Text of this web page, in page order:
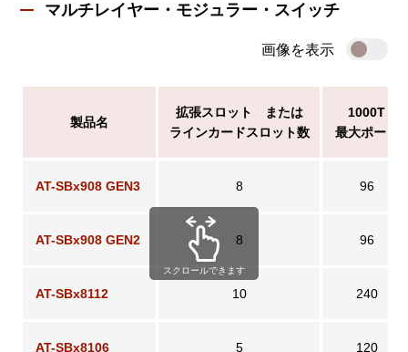
マルチレイヤー・モジュラー・スイッチ
画像を表示
製品名
拡張スロット または
ラインカードスロット数
1000T
最大ポート
AT-SBx908 GEN3 8 96
AT-SBx908 GEN2 8 96
AT-SBx8112 10 240
AT-SBx8106 5 120
スクロールできます